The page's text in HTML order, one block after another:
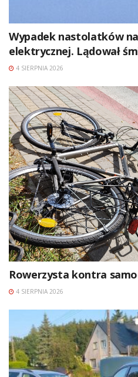
Wypadek nastolatków
elektrycznej. Lądował
4 SIERPNIA 2026
Rowerzysta kontra
4 SIERPNIA 2026